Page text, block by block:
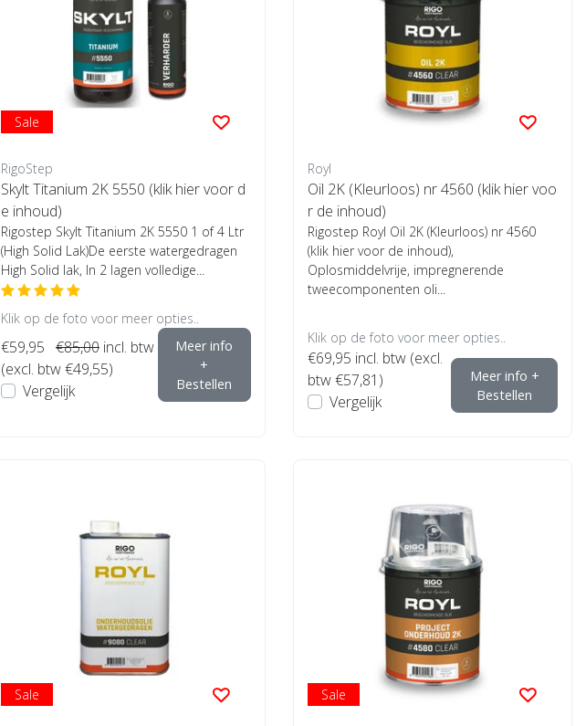
Sale
RigoStep
Skylt Titanium 2K 5550 (klik hier voor d
e inhoud)
Rigostep Skylt Titanium 2K 5550 1 of 4 Ltr
(High Solid Lak)De eerste watergedragen
High Solid lak, In 2 lagen volledige...
Klik op de foto voor meer opties..
€59,95 €85,00 incl. btw
(excl. btw €49,55)
Vergelijk
Meer info
+
Bestellen
Royl
Oil 2K (Kleurloos) nr 4560 (klik hier voo
r de inhoud)
Rigostep Royl Oil 2K (Kleurloos) nr 4560
(klik hier voor de inhoud),
Oplosmiddelvrije, impregnerende
tweecomponenten oli...
Klik op de foto voor meer opties..
€69,95 incl. btw (excl.
btw €57,81)
Vergelijk
Meer info +
Bestellen
Sale Sale